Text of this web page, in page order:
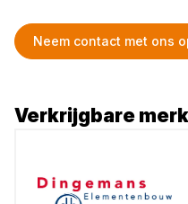
Neem contact met ons
Verkrijgbare